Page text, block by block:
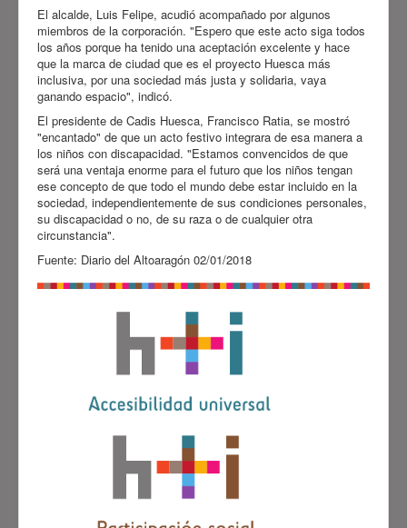
El alcalde, Luis Felipe, acudió acompañado por algunos
miembros de la corporación. "Espero que este acto siga todos
los años porque ha tenido una aceptación excelente y hace
que la marca de ciudad que es el proyecto Huesca más
inclusiva, por una sociedad más justa y solidaria, vaya
ganando espacio", indicó.
El presidente de Cadis Huesca, Francisco Ratia, se mostró
"encantado" de que un acto festivo integrara de esa manera a
los niños con discapacidad. "Estamos convencidos de que
será una ventaja enorme para el futuro que los niños tengan
ese concepto de que todo el mundo debe estar incluido en la
sociedad, independientemente de sus condiciones personales,
su discapacidad o no, de su raza o de cualquier otra
circunstancia".
Fuente: Diario del Altoaragón 02/01/2018